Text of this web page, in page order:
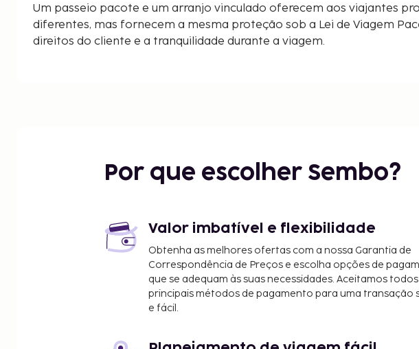
Um passeio pacote e um arranjo vinculado oferecem aos viajantes
diferentes, mas fornecem a mesma proteção sob a Lei de Viagem
direitos do cliente e a tranquilidade durante a viagem.
Por que escolher Sembo?
Valor imbatível e flexibilidade
Obtenha as melhores ofertas com a nossa Garantia de
Correspondência de Preços e escolha opções de
que se adequam às suas necessidades. Aceitamos
principais métodos de pagamento para uma transação
e fácil.